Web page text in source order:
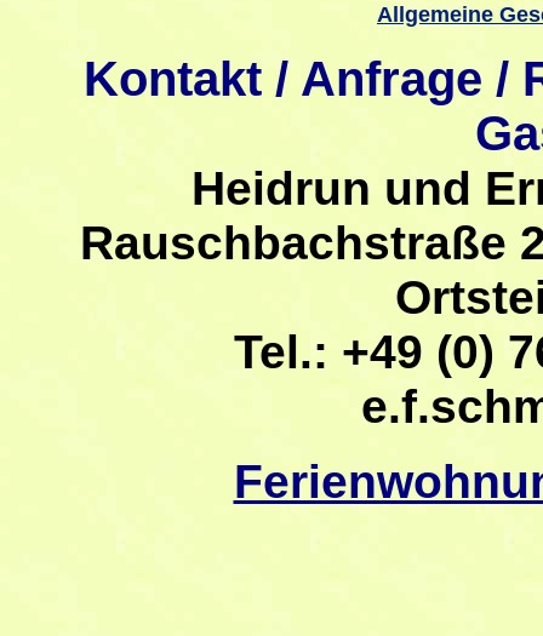
Allgemeine
Kontakt / Anfrage /
Heidrun und
Rauschbachstraße
Tel.: +49 (0)